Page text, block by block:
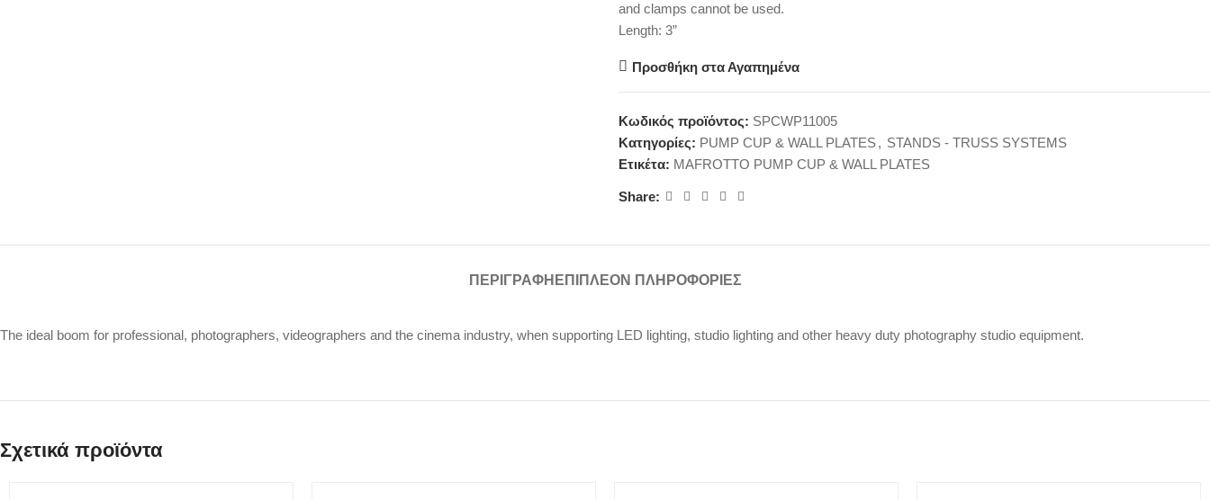
and clamps cannot be used.
Length: 3”
Προσθήκη στα Αγαπημένα
Κωδικός προϊόντος: SPCWP11005
Κατηγορίες: PUMP CUP & WALL PLATES, STANDS - TRUSS SYSTEMS
Ετικέτα: MAFROTTO PUMP CUP & WALL PLATES
Share:
ΠΕΡΙΓΡΑΦΉ ΕΠΙΠΛΈΟΝ ΠΛΗΡΟΦΟΡΊΕΣ
The ideal boom for professional, photographers, videographers and the cinema industry, when supporting LED lighting, studio lighting and other heavy duty photography studio equipment.
Σχετικά προϊόντα